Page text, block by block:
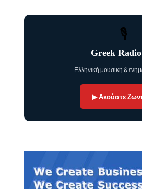
🎙
Greek
Ελληνική μουσική &
▶ Ακούστε